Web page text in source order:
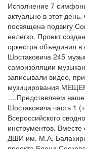
Исполнение 7
актуально в этот
посвящена подвигу
нелегко. Проект
оркестра объединил
Шостаковича 245
самоизоляции
записывали видео,
музицирования
….Представляем
Шостаковича часть 1
Всероссийского
инструментов.
ДШИ им. М.А.